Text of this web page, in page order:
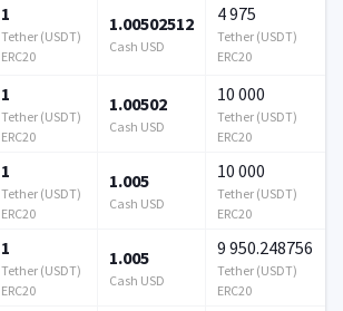
1
Tether (USDT)
ERC20
1.00502512
Cash USD
4 975
Tether (USDT)
ERC20
1
Tether (USDT)
ERC20
1.00502
Cash USD
10 000
Tether (USDT)
ERC20
1
Tether (USDT)
ERC20
1.005
Cash USD
10 000
Tether (USDT)
ERC20
1
Tether (USDT)
ERC20
1.005
Cash USD
9 950.248756
Tether (USDT)
ERC20